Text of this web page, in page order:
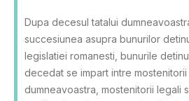
Dupa decesul tatalui
succesiunea asupra bunurilor
legislatiei romanesti, bunurile
decedat se impart intre mostenitorii
dumneavoastra, mostenitorii legali